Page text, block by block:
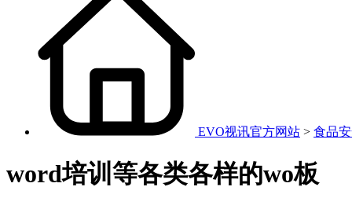
EVO视讯官方网站 > 食品
word培训等各类各样的wo板